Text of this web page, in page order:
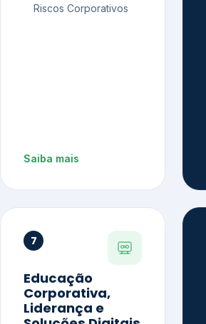
Riscos Corporativos
Saiba mais
7
Educação
Corporativa,
Liderança e